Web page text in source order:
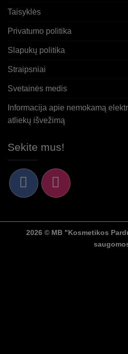
Taisyklės
Privatumo politika
Slapukų politika
Straipsniai
Svetainės medis
Informacija apie nemokamą
atliekų išvežimą
Sekite mus!
2026 © MB "Kosmetikos